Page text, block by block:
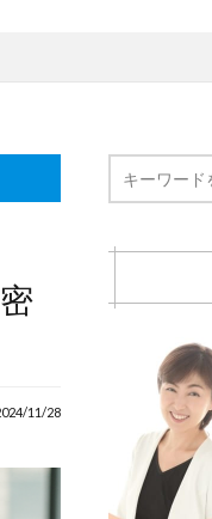
11/28